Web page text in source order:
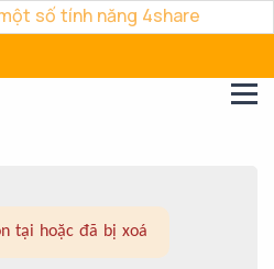
số tính năng 4share
tại hoặc đã bị xoá